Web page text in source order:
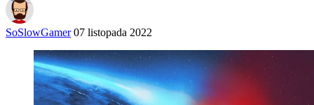
SoSlowGamer 07 listopada 2022